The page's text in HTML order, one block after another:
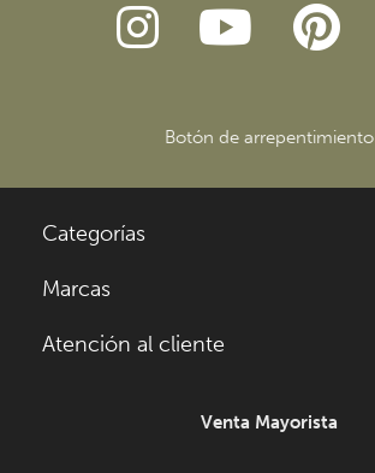
Botón de arrepentimiento
Categorías
Marcas
Atención al cliente
Venta Mayorista